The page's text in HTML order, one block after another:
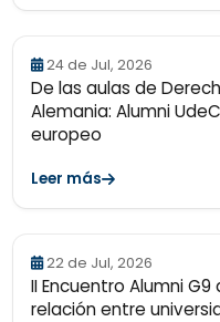
24 de Jul, 2026
De las aulas de
Alemania: Alumni
europeo
Leer más
22 de Jul, 2026
II Encuentro Alumni
relación entre